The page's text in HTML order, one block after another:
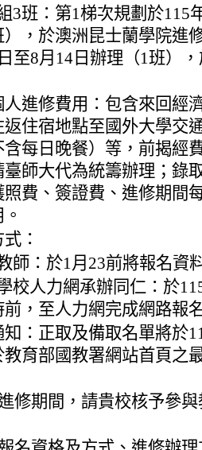
3班：第1梯次規劃於115
），於澳洲昆士蘭學院進
至8月14日辦理（1班）
人進修費用：包含來回經
返住宿地點至國外大學交
含每日晚餐）等，前揭經
臺師大代為統籌辦理；錄
照費、簽證費、進修期間
：
師：於1月23前將報名資
校人力網承辦同仁：於
前，至人力網完成網路報
知：正取及備取名單將於
教育部國教署網站首頁之
修期間，請貴校核予參